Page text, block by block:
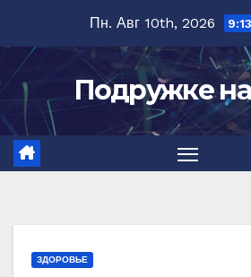
содержимому
Пн. Авг 10th, 2026
Подружке
ЗДОРОВЬЕ